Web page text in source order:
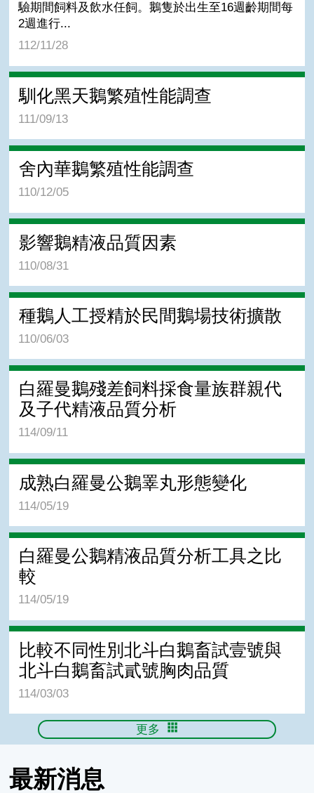
驗期間飼料及飲水任飼。鵝隻於出生至16週齡期間每
2週進行...
112/11/28
馴化黑天鵝繁殖性能調查
111/09/13
舍內華鵝繁殖性能調查
110/12/05
影響鵝精液品質因素
110/08/31
種鵝人工授精於民間鵝場技術擴散
110/06/03
白羅曼鵝殘差飼料採食量族群親代
及子代精液品質分析
114/09/11
成熟白羅曼公鵝睪丸形態變化
114/05/19
白羅曼公鵝精液品質分析工具之比
較
114/05/19
比較不同性別北斗白鵝畜試壹號與
北斗白鵝畜試貳號胸肉品質
114/03/03
更多
最新消息